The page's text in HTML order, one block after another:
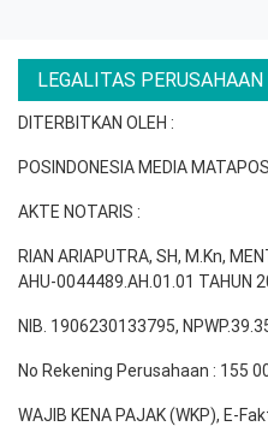
LEGALITAS PERUSAHAAN
DITERBITKAN OLEH :
POSINDONESIA MEDIA
AKTE NOTARIS :
RIAN ARIAPUTRA, SH, M.Kn,
AHU-0044489.AH.01.01 TAHUN
NIB. 1906230133795,
No Rekening Perusahaan : 155
WAJIB KENA PAJAK (WKP), E-